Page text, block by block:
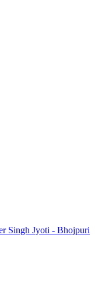
Singh Jyoti - Bhojpuri